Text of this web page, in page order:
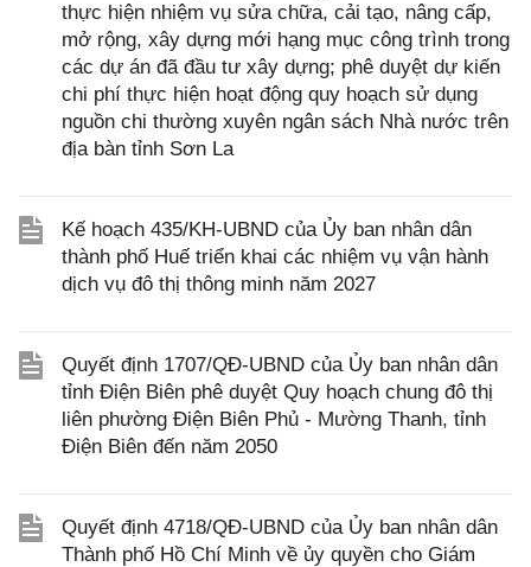
thực hiện nhiệm vụ sửa chữa, cải tạo, nâng cấp,
mở rộng, xây dựng mới hạng mục công trình trong
các dự án đã đầu tư xây dựng; phê duyệt dự kiến
chi phí thực hiện hoạt động quy hoạch sử dụng
nguồn chi thường xuyên ngân sách Nhà nước trên
địa bàn tỉnh Sơn La
Kế hoạch 435/KH-UBND của Ủy ban nhân dân
thành phố Huế triển khai các nhiệm vụ vận hành
dịch vụ đô thị thông minh năm 2027
Quyết định 1707/QĐ-UBND của Ủy ban nhân dân
tỉnh Điện Biên phê duyệt Quy hoạch chung đô thị
liên phường Điện Biên Phủ - Mường Thanh, tỉnh
Điện Biên đến năm 2050
Quyết định 4718/QĐ-UBND của Ủy ban nhân dân
Thành phố Hồ Chí Minh về ủy quyền cho Giám